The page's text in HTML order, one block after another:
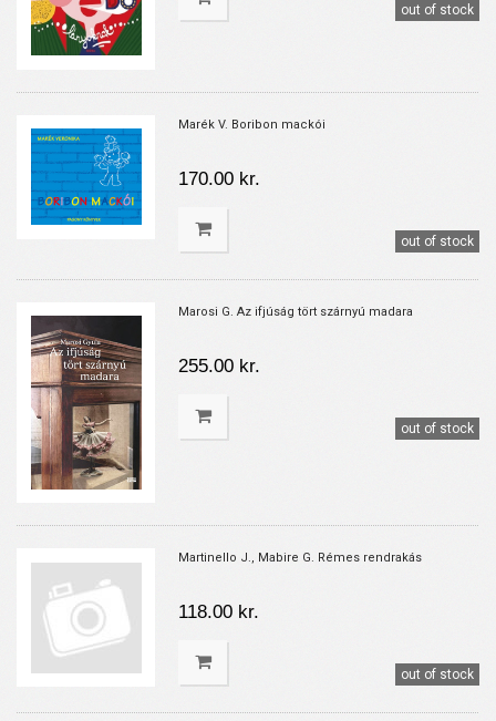
out of stock
Marék V. Boribon mackói
170.00 kr.
out of stock
Marosi G. Az ifjúság tört szárnyú madara
255.00 kr.
out of stock
Martinello J., Mabire G. Rémes rendrakás
118.00 kr.
out of stock